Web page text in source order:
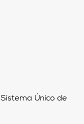
Sistema Único de